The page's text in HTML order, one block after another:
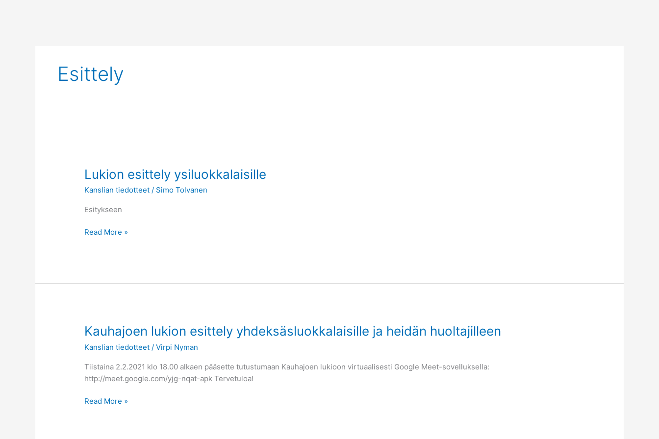
Esittely
Lukion esittely ysiluokkalaisille
Kanslian tiedotteet / Simo Tolvanen
Esitykseen
ysiluokkalaisille
Read More »
Kauhajoen lukion esittely yhdeksäsluokkalaisille ja heidän huoltajilleen
Kanslian tiedotteet /Virpi Nyman
Tiistaina 2.2.2021 klo 18.00 alkaen pääsette tutustumaan Kauhajoen lukioon virtuaalisesti Google Meet-sovelluksella:
http://meet.google.com/yjg-nqat-apk Tervetuloa!
Kauhajoen
esittely
yhdeksäsluokkalaisille
ja
huoltajilleen
Read More »